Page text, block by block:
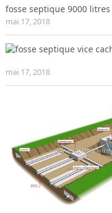
fosse septique 9000 litres
mai 17, 2018
mai 17, 2018